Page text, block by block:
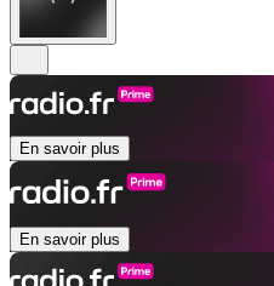
En savoir plus
En savoir plus